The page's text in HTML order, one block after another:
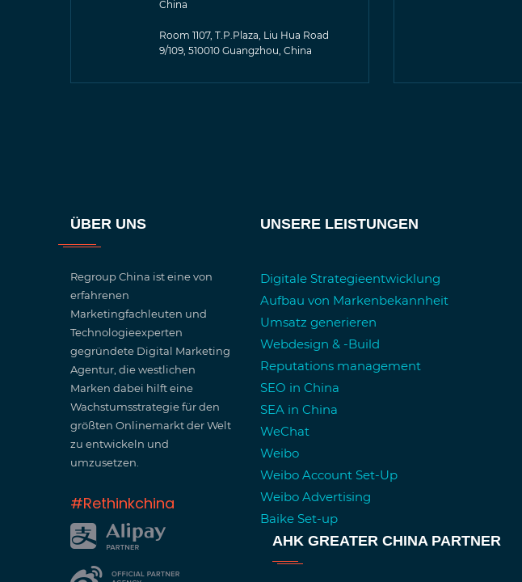
China
Room 1107, T.P.Plaza, Liu Hua Road
9/109, 510010 Guangzhou, China
ÜBER UNS
Regroup China ist eine von
erfahrenen
Marketingfachleuten und
Technologieexperten
gegründete Digital Marketing
Agentur, die westlichen
Marken dabei hilft eine
Wachstumsstrategie für den
größten Onlinemarkt der Welt
zu entwickeln und
umzusetzen.
#Rethinkchina
UNSERE LEISTUNGEN
Digitale Strategieentwicklung
Aufbau von Markenbekannheit
Umsatz generieren
Webdesign & -Build
Reputations management
SEO in China
SEA in China
WeChat
Weibo
Weibo Account Set-Up
Weibo Advertising
Baike Set-up
AHK GREATER CHINA PARTNER